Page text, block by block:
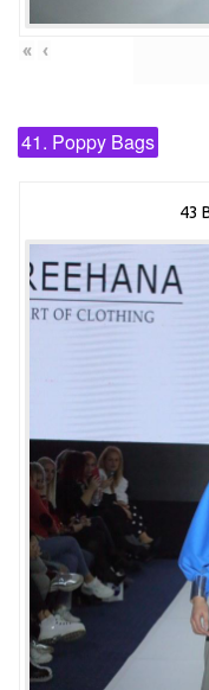
« ‹
41. Poppy Bags
43